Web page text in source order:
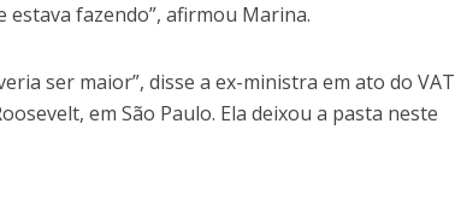
estava fazendo”, afirmou Marina.
ser maior”, disse a ex-ministra em ato do VAT
em São Paulo. Ela deixou a pasta neste